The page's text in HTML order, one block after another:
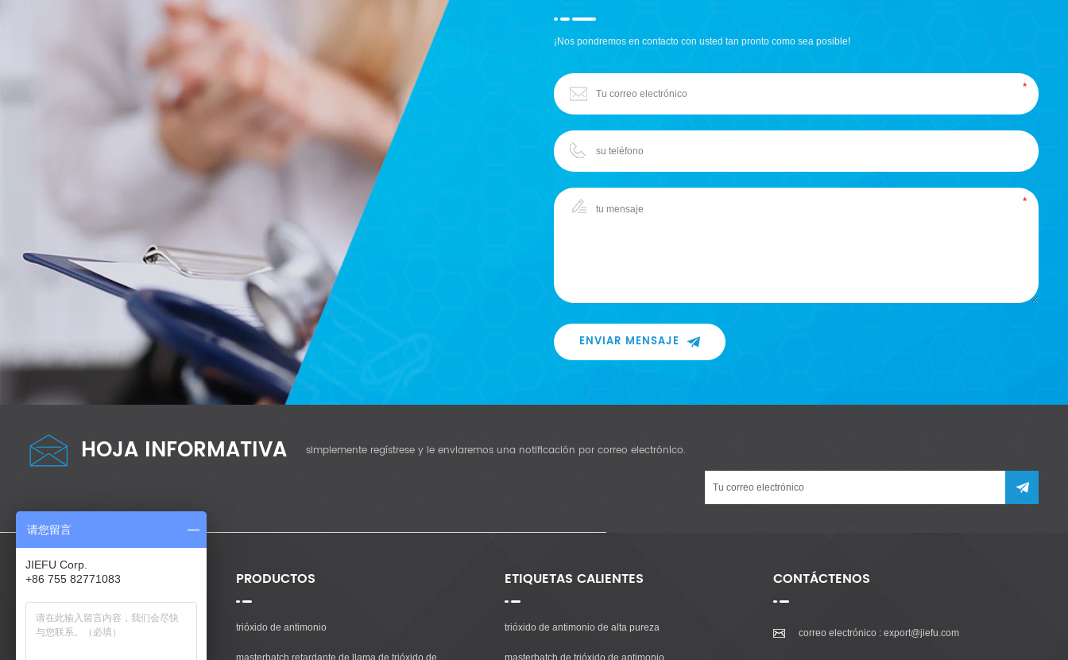
¡Nos pondremos en contacto con usted tan pronto como sea posible!
ENVIAR MENSAJE
HOJA INFORMATIVA simplemente regístrese y le enviaremos una notificación por correo electrónico.
NECESITAS AYUDA
Casa
PRODUCTOS
trióxido de antimonio
masterbatch retardante de llama de trióxido de
ETIQUETAS CALIENTES
trióxido de antimonio de alta pureza
masterbatch de trióxido de antimonio
CONTÁCTENOS
correo electrónico : export@jiefu.com
请您留言
JIEFU Corp.
+86 755 82771083